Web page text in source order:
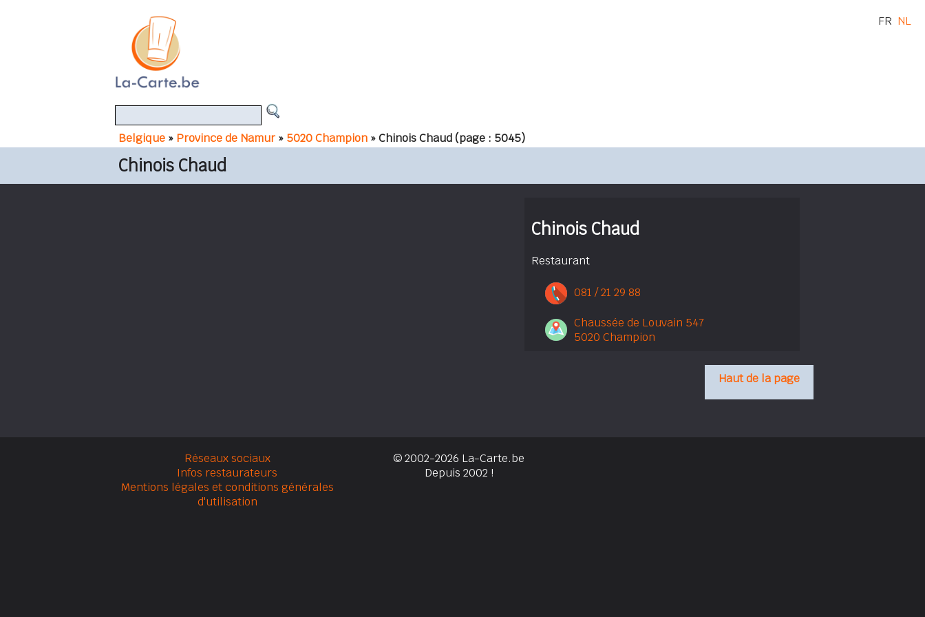
Belgique » Province de Namur» 5020 Champion » Chinois Chaud(page : 5045)
FR NL
Chinois Chaud
Chinois Chaud
Restaurant
081 / 21 29 88
Chaussée de Louvain 547
5020 Champion
Haut de la page
Réseaux sociaux
Infos restaurateurs
Mentions légales et conditions générales
d'utilisation
© 2002-2026 La-Carte.be
Depuis 2002 !